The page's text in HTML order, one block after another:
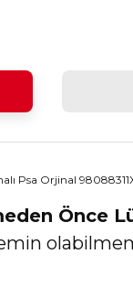
Psa Orjinal
Önce